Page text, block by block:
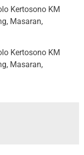
Kertosono KM
Masaran,
Kertosono KM
Masaran,